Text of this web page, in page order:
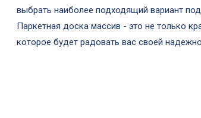
выбрать наиболее подходящий вариант
Паркетная доска массив - это не только
которое будет радовать вас своей